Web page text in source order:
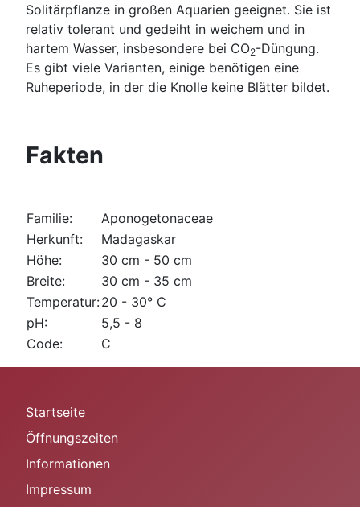
Solitärpflanze in großen Aquarien geeignet. Sie ist
relativ tolerant und gedeiht in weichem und in
hartem Wasser, insbesondere bei CO2-Düngung.
Es gibt viele Varianten, einige benötigen eine
Ruheperiode, in der die Knolle keine Blätter bildet.
Fakten
Familie:
Aponogetonaceae
Herkunft:
Madagaskar
Höhe:
30 cm - 50 cm
Breite:
30 cm - 35 cm
Temperatur:20 - 30° C
pH:
5,5 - 8
Code:
C
Startseite
Öffnungszeiten
Informationen
Impressum